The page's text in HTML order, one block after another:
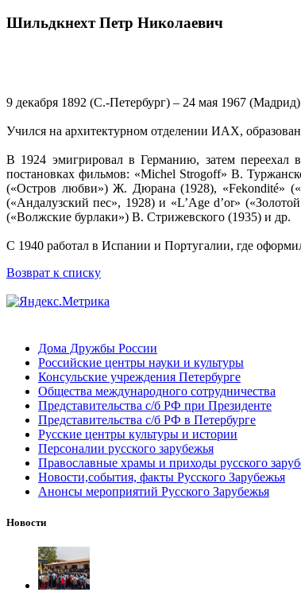
Шильдкнехт Петр Николаевич
9 декабря 1892 (С.-Петербург) – 24 мая 1967 (Мадрид)
Учился на архитектурном отделении ИАХ,
В 1924 эмигрировал в Германию, затем
постановках фильмов: «Michel Strogoff» В.
(«Остров любви») Ж. Дюрана (1928), «Fekondité»
(«Андалузский пес», 1928) и «L’Age d’or»
(«Волжские бурлаки») В. Стрижевского (1935) и др.
С 1940 работал в Испании и Португалии, где
Возврат к списку
Дома Дружбы России
Российские центры науки и культуры
Консульские учреждения Петербурге
Общества международного сотрудничества
Представительства с/б РФ при Президенте
Представительства с/б РФ в Петербурге
Русские центры культуры и истории
Персоналии русского зарубежья
Православные храмы и приходы русского
Новости,события, факты Русского Зарубежья
Анонсы мероприятий Русского Зарубежья
Новости